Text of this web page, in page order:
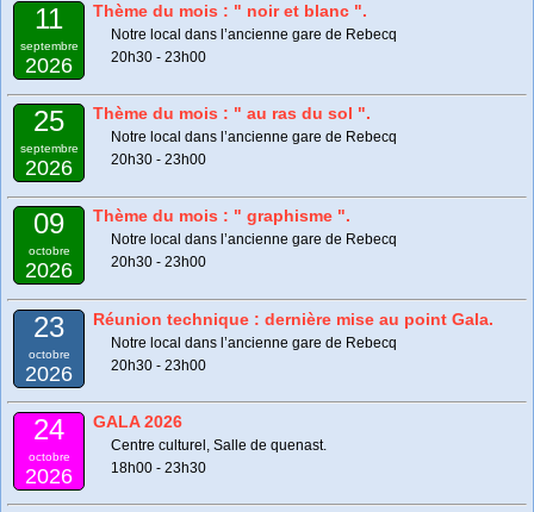
11
septembre
2026
Thème du mois : " noir et blanc ".
Notre local dans l’ancienne gare de Rebecq
20h30 - 23h00
25
septembre
2026
Thème du mois : " au ras du sol ".
Notre local dans l’ancienne gare de Rebecq
20h30 - 23h00
09
octobre
2026
Thème du mois : " graphisme ".
Notre local dans l’ancienne gare de Rebecq
20h30 - 23h00
23
octobre
2026
Réunion technique : dernière mise au point Gala.
Notre local dans l’ancienne gare de Rebecq
20h30 - 23h00
24
octobre
2026
GALA 2026
Centre culturel, Salle de quenast.
18h00 - 23h30